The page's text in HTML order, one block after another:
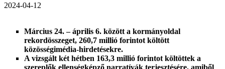
2024-04-12
Március 24. – április 6. között a kormányoldal
rekordösszeget, 260,7 millió forintot költött
közösségimédia-hirdetésekre.
A vizsgált két hétben 163,3 millió forintot költöttek a
szereplők ellenségképző narratívák terjesztésére, amiből